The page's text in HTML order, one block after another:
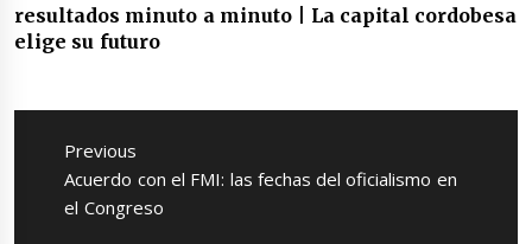
resultados minuto a minuto | La capital cordobesa
elige su futuro
Navegación
entradas
Previous
Previous
post:
Acuerdo con el FMI: las fechas del oficialismo en
el Congreso